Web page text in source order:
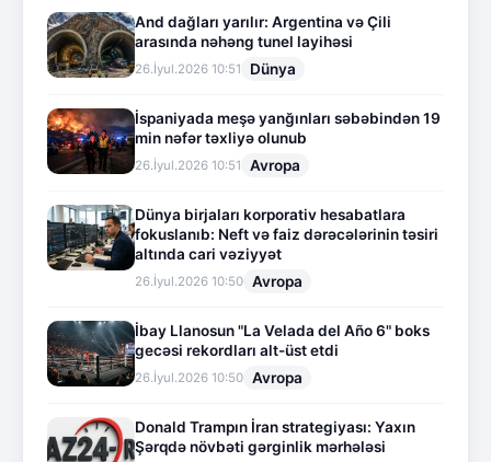
And dağları yarılır: Argentina və Çili
arasında nəhəng tunel layihəsi
26.İyul.2026 10:51 Dünya
İspaniyada meşə yanğınları səbəbindən 19
min nəfər təxliyə olunub
26.İyul.2026 10:51 Avropa
Dünya birjaları korporativ hesabatlara
fokuslanıb: Neft və faiz dərəcələrinin təsiri
altında cari vəziyyət
26.İyul.2026 10:50 Avropa
İbay Llanosun "La Velada del Año 6" boks
gecəsi rekordları alt-üst etdi
26.İyul.2026 10:50 Avropa
Donald Trampın İran strategiyası: Yaxın
Şərqdə növbəti gərginlik mərhələsi